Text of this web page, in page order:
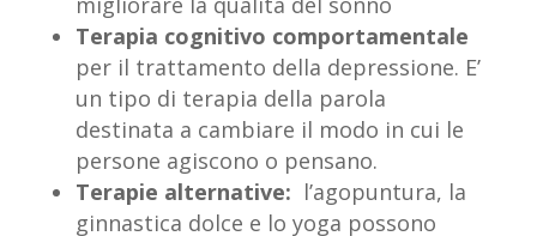
Terapia cognitivo comportamentale
per il trattamento della depressione. E’
un tipo di terapia della parola
destinata a cambiare il modo in cui le
persone agiscono o pensano.
Terapie alternative: l’agopuntura, la
ginnastica dolce e lo yoga possono